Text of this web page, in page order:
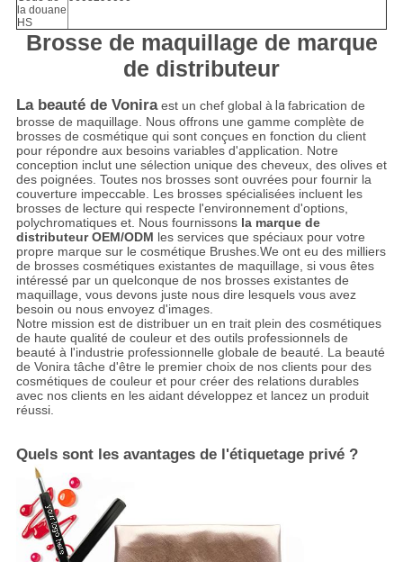
la douane
HS
Brosse de maquillage de marque
de distributeur
La beauté de Voniraest un chef global àlafabrication de
brosse de maquillage. Nous offrons une gamme complète de
brosses de cosmétique qui sont conçues en fonction du client
pour répondre aux besoins variables d'application. Notre
conception inclut une sélection unique des cheveux, des olives et
des poignées. Toutes nos brosses sont ouvrées pour fournir la
couverture impeccable. Les brosses spécialisées incluent les
brosses de lecture qui respecte l'environnement d'options,
polychromatiques et. Nous fournissons la marque de
distributeur OEM/ODM les services que spéciaux pour votre
propre marque sur le cosmétique Brushes.We ont eu des milliers
de brosses cosmétiques existantes de maquillage, si vous êtes
intéressé par un quelconque de nos brosses existantes de
maquillage, vous devons juste nous dire lesquels vous avez
besoin ou nous envoyez d'images.
Notre mission est de distribuer un en trait plein des cosmétiques
de haute qualité de couleur et des outils professionnels de
beauté à l'industrie professionnelle globale de beauté. La beauté
de Vonira tâche d'être le premier choix de nos clients pour des
cosmétiques de couleur et pour créer des relations durables
avec nos clients en les aidant développez et lancez un produit
réussi.
Quels sont les avantages de l'étiquetage privé ?